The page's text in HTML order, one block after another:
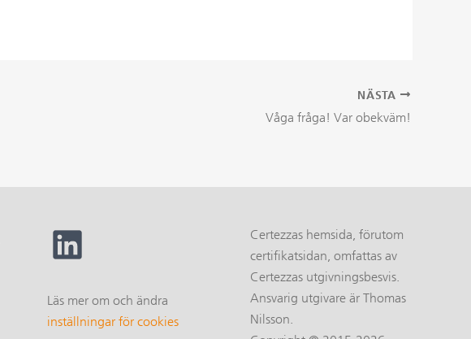
NÄSTA
Våga fråga! Var obekväm!
Läs mer om och ändra
inställningar för cookies
Certezzas hemsida, förutom
certifikatsidan, omfattas av
Certezzas utgivningsbesvis.
Ansvarig utgivare är Thomas
Nilsson.